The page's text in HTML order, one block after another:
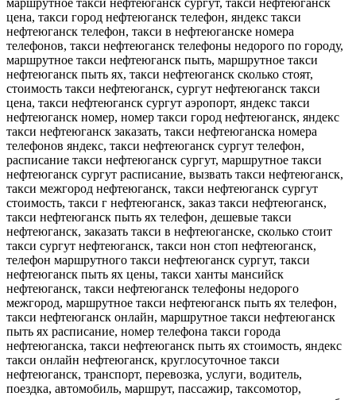
цена, такси город нефтеюганск телефон, яндекс такси
нефтеюганск телефон, такси в нефтеюганске номера
телефонов, такси нефтеюганск телефоны недорого по городу,
маршрутное такси нефтеюганск пыть, маршрутное такси
нефтеюганск пыть ях, такси нефтеюганск сколько стоят,
стоимость такси нефтеюганск, сургут нефтеюганск такси
цена, такси нефтеюганск сургут аэропорт, яндекс такси
нефтеюганск номер, номер такси город нефтеюганск, яндекс
такси нефтеюганск заказать, такси нефтеюганска номера
телефонов яндекс, такси нефтеюганск сургут телефон,
расписание такси нефтеюганск сургут, маршрутное такси
нефтеюганск сургут расписание, вызвать такси нефтеюганск,
такси межгород нефтеюганск, такси нефтеюганск сургут
стоимость, такси г нефтеюганск, заказ такси нефтеюганск,
такси нефтеюганск пыть ях телефон, дешевые такси
нефтеюганск, заказать такси в нефтеюганске, сколько стоит
такси сургут нефтеюганск, такси нон стоп нефтеюганск,
телефон маршрутного такси нефтеюганск сургут, такси
нефтеюганск пыть ях цены, такси ханты мансийск
нефтеюганск, такси нефтеюганск телефоны недорого
межгород, маршрутное такси нефтеюганск пыть ях телефон,
такси нефтеюганск онлайн, маршрутное такси нефтеюганск
пыть ях расписание, номер телефона такси города
нефтеюганска, такси нефтеюганск пыть ях стоимость, яндекс
такси онлайн нефтеюганск, круглосуточное такси
нефтеюганск, транспорт, перевозка, услуги, водитель,
поездка, автомобиль, маршрут, пассажир, таксомотор,